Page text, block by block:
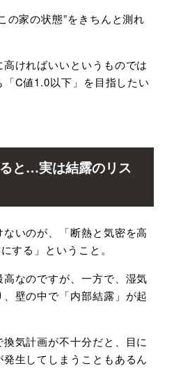
の家の状態”をきちんと測れ
ければいいというものでは
「C値1.0以下」を目指したい
と…実は結露のリス
いのが、「断熱と気密を高
する」ということ。
なのですが、一方で、湿気
壁の中で「内部結露」が起
気計画が不十分だと、目に
生してしまうこともあるん